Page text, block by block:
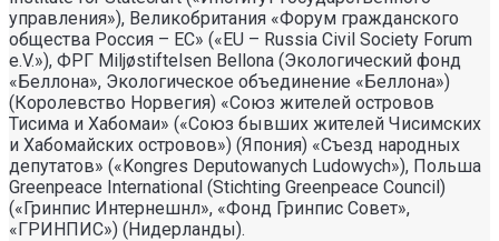
управления»), Великобритания «Форум гражданского
общества Россия – ЕС» («EU – Russia Civil Society Forum
e.V.»), ФРГ Miljøstiftelsen Bellona (Экологический фонд
«Беллона», Экологическое объединение «Беллона»)
(Королевство Норвегия) «Союз жителей островов
Тисима и Хабомаи» («Союз бывших жителей Чисимских
и Хабомайских островов») (Япония) «Съезд народных
депутатов» («Kongres Deputowanych Ludowych»), Польша
Greenpeace International (Stichting Greenpeace Council)
(«Гринпис Интернешнл», «Фонд Гринпис Совет»,
«ГРИНПИС») (Нидерланды).